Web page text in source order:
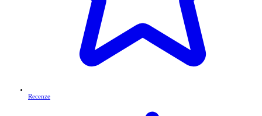
Recenze